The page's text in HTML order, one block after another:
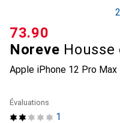
Noreve
Apple iPhone 12 Pro Max
CHF
73.90
1
Évaluations